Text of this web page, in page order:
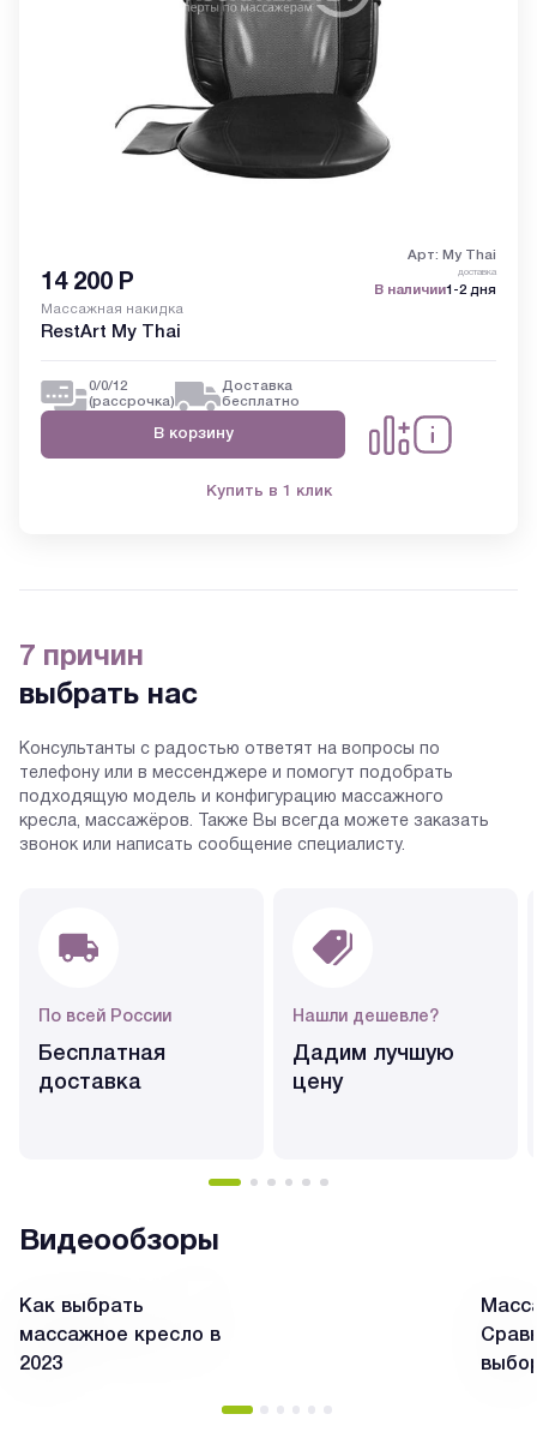
Арт: My Thai
14 200 Р доставка
В наличии1-2 дня
Массажная накидка
RestArt My Thai
0/0/12
(рассрочка)
Доставка
бесплатно
В корзину
Купить в 1 клик
7 причин
выбрать нас
Консультанты с радостью ответят на вопросы по
телефону или в мессенджере и помогут подобрать
подходящую модель и конфигурацию массажного
кресла, массажёров. Также Вы всегда можете заказать
звонок или написать сообщение специалисту.
По всей России
Бесплатная
доставка
Нашли дешевле?
Дадим лучшую
цену
Видеообзоры
Как выбрать
массажное кресло в
2023